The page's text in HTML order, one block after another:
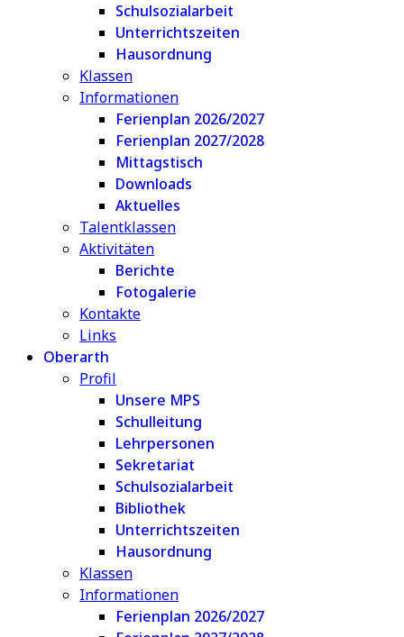
Schulsozialarbeit
Unterrichtszeiten
Hausordnung
Klassen
Informationen
Ferienplan 2026/2027
Ferienplan 2027/2028
Mittagstisch
Downloads
Aktuelles
Talentklassen
Aktivitäten
Berichte
Fotogalerie
Kontakte
Links
Oberarth
Profil
Unsere MPS
Schulleitung
Lehrpersonen
Sekretariat
Schulsozialarbeit
Bibliothek
Unterrichtszeiten
Hausordnung
Klassen
Informationen
Ferienplan 2026/2027